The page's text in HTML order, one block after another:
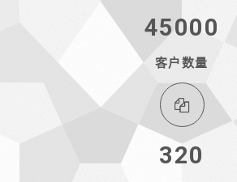
45000
客户数量
320